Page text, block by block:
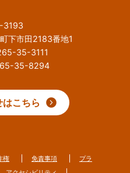
3193
下市田2183番地1
35-3111
35-8294
こちら
権 免責事項
プラ